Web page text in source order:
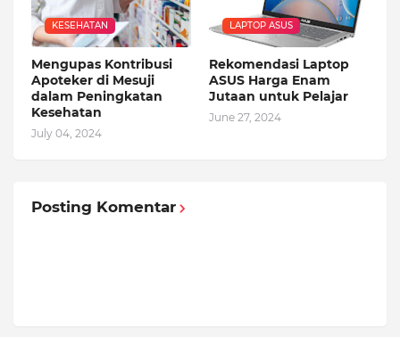
KESEHATAN
Mengupas Kontribusi
Apoteker di Mesuji
dalam Peningkatan
Kesehatan
July 04, 2024
LAPTOP ASUS
Rekomendasi Laptop
ASUS Harga Enam
Jutaan untuk Pelajar
June 27, 2024
Posting Komentar